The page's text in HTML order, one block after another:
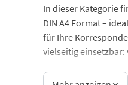
In dieser Kategorie
DIN A4 Format –
für Ihre
vielseitig